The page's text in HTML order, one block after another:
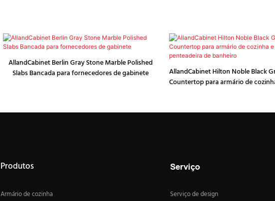
AllandCabinet Berlin Gray Stone Marble Polished
Slabs Bancada para fornecedores de gabinete
AllandCabinet Hilton Noble Black
Countertop para armário de
Produtos
Armário de cozinha
Serviço
Serviço de design